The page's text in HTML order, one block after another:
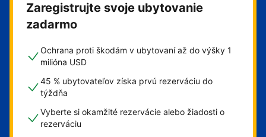
Zaregistrujte svoje ubytovanie
zadarmo
Ochrana proti škodám v ubytovaní až do výšky 1
milióna USD
45 % ubytovateľov získa prvú rezerváciu do
týždňa
Vyberte si okamžité rezervácie alebo žiadosti o
rezerváciu